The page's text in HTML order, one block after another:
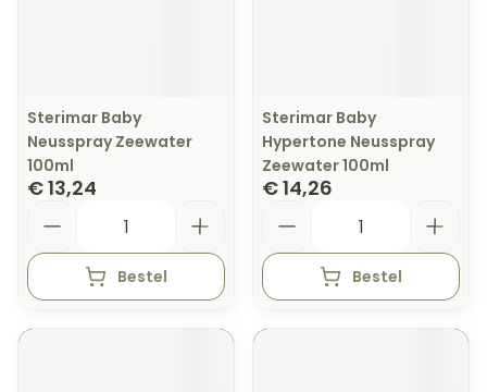
Sterimar Baby
Neusspray Zeewater
100ml
€ 13,24
Bestel
Sterimar Baby
Hypertone Neusspray
Zeewater 100ml
€ 14,26
Bestel